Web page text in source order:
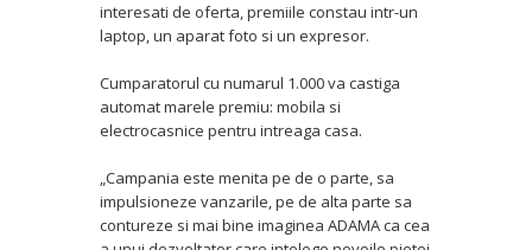
interesati de oferta, premiile constau intr-un
laptop, un aparat foto si un expresor.
Cumparatorul cu numarul 1.000 va castiga
automat marele premiu: mobila si
electrocasnice pentru intreaga casa.
„Campania este menita pe de o parte, sa
impulsioneze vanzarile, pe de alta parte sa
contureze si mai bine imaginea ADAMA ca cea